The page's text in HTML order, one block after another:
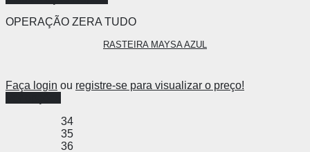
OPERAÇÃO ZERA TUDO
RASTEIRA MAYSA AZUL
Faça login ou registre-se para visualizar o preço!
34
35
36